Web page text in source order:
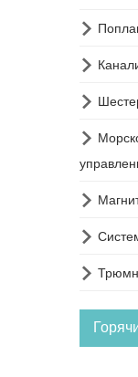






